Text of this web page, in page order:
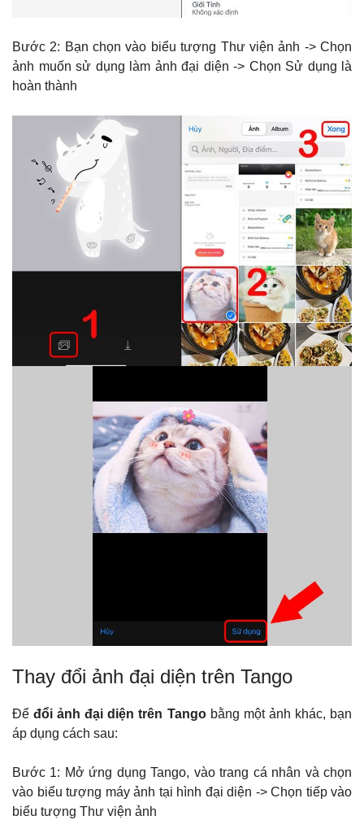
Bước 2: Bạn chọn vào biểu tượng Thư viện ảnh -> Chọn
ảnh muốn sử dụng làm ảnh đại diện -> Chọn Sử dụng là
hoàn thành
Thay đổi ảnh đại diện trên Tango
Đểđổi ảnh đại diện trên Tangobằng một ảnh khác, bạn
áp dụng cách sau:
Bước 1: Mở ứng dụng Tango, vào trang cá nhân và chọn
vào biểu tượng máy ảnh tại hình đại diện -> Chọn tiếp vào
biểu tượng Thư viện ảnh